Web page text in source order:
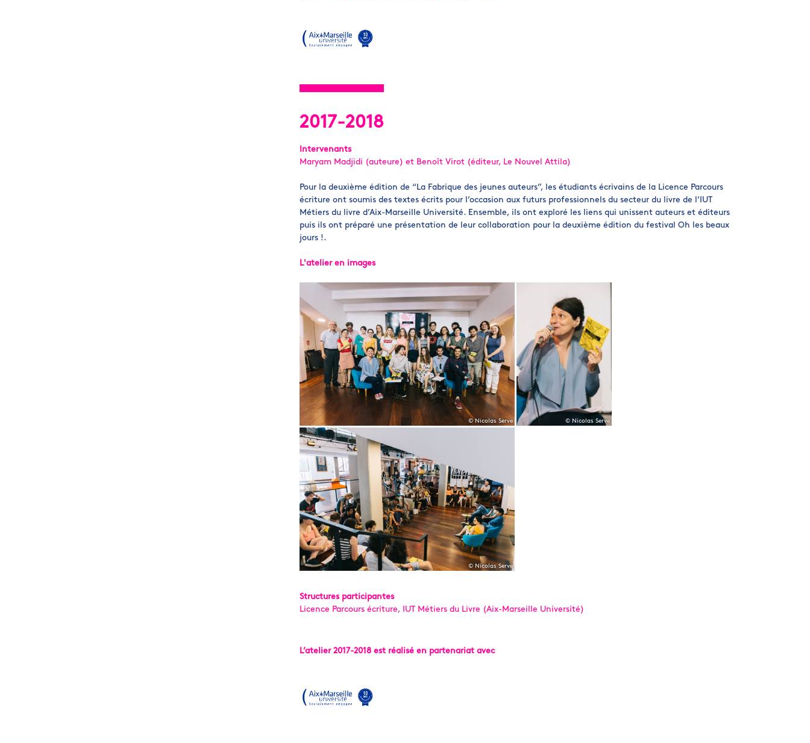
2017-2018
Intervenants
Maryam Madjidi (auteure) et Benoît Virot (éditeur, Le Nouvel Attila)
Pour la deuxième édition de “La Fabrique des jeunes auteurs”, les étudiants écrivains de la Licence Parcours
écriture ont soumis des textes écrits pour l’occasion aux futurs professionnels du secteur du livre de l’IUT
Métiers du livre d’Aix-Marseille Université. Ensemble, ils ont exploré les liens qui unissent auteurs et éditeurs
puis ils ont préparé une présentation de leur collaboration pour la deuxième édition du festival Oh les beaux
jours !.
L'atelier en images
© Nicolas Serve © Nicolas Serve
© Nicolas Serve
Structures participantes
Licence Parcours écriture, IUT Métiers du Livre (Aix-Marseille Université)
L’atelier 2017-2018 est réalisé en partenariat avec